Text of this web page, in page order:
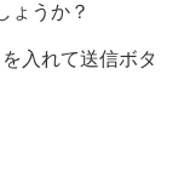
ょうか？
入れて送信ボタ